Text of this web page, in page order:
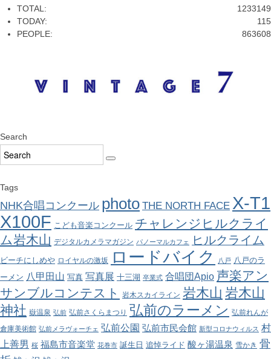
1233149
TOTAL:
115
TODAY:
863608
PEOPLE:
Search
Tags
NHK合唱コンクール photo THE NORTH FACE X-T1
X100F こども音楽コンクール チャレンジヒルクライ
ム岩木山 デジタルカメラマガジン パノーマルカフェ ヒルクライム
ビーチにしめや ロイヤルの激坂 ロードバイク 八戸 八戸のラ
ーメン 八甲田山 写真 写真展 十三湖 卒業式 合唱団Apio 声楽アン
サンブルコンテスト
岩木スカイライン 岩木山 岩木山
神社 嶽温泉 弘前 弘前さくらまつり 弘前のラーメン 弘前れんが
倉庫美術館 弘前メラヴォーチェ 弘前公園 弘前市民会館 新型コロナウィルス 村
上善男 桜 福島市音楽堂 花巻市 誕生日 追悼ライド 酸ヶ湯温泉 雪かき 骨